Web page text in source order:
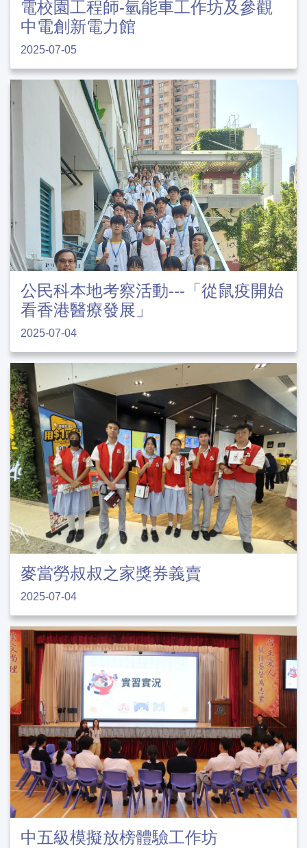
電校園工程師-氫能車工作坊及參觀
中電創新電力館
2025-07-05
公民科本地考察活動---「從鼠疫開始
看香港醫療發展」
2025-07-04
麥當勞叔叔之家獎券義賣
2025-07-04
中五級模擬放榜體驗工作坊